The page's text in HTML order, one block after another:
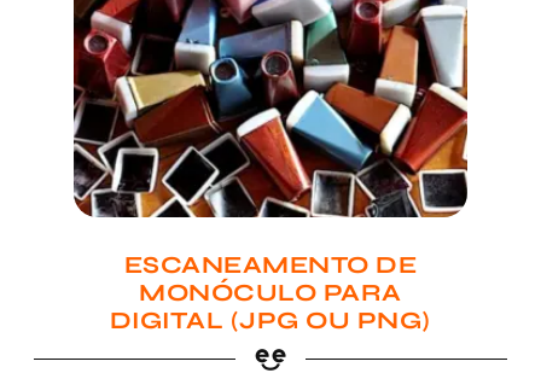
ESCANEAMENTO DE
MONÓCULO PARA
DIGITAL (JPG OU PNG)